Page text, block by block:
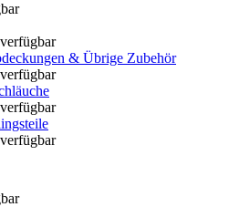
& Übrige Zubehör